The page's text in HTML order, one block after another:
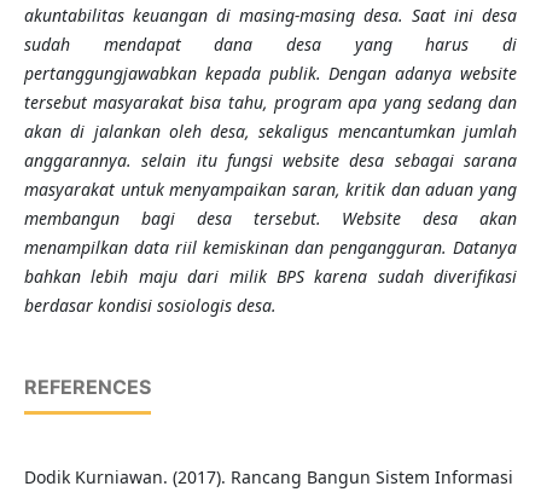
akuntabilitas keuangan di masing-masing desa. Saat ini desa
sudah mendapat dana desa yang harus di
pertanggungjawabkan kepada publik. Dengan adanya website
tersebut masyarakat bisa tahu, program apa yang sedang dan
akan di jalankan oleh desa, sekaligus mencantumkan jumlah
anggarannya. selain itu fungsi website desa sebagai sarana
masyarakat untuk menyampaikan saran, kritik dan aduan yang
membangun bagi desa tersebut. Website desa akan
menampilkan data riil kemiskinan dan pengangguran. Datanya
bahkan lebih maju dari milik BPS karena sudah diverifikasi
berdasar kondisi sosiologis desa.
REFERENCES
Dodik Kurniawan. (2017). Rancang Bangun Sistem Informasi